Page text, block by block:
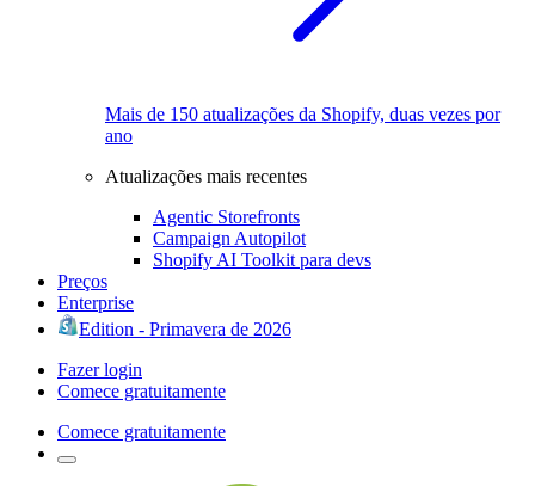
Mais de 150 atualizações da Shopify, duas vezes por
ano
Atualizações mais recentes
Agentic Storefronts
Campaign Autopilot
Shopify AI Toolkit para devs
Preços
Enterprise
Edition - Primavera de 2026
Fazer login
Comece gratuitamente
Comece gratuitamente